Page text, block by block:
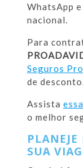
WhatsApp e
nacional.
Para
Seguros
de
Assista
o melhor
SUA